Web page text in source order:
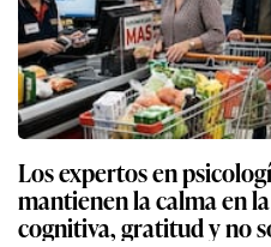
Los expertos en
mantienen la calma en
cognitiva, gratitud y no